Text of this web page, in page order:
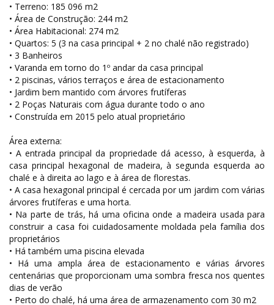
• Terreno: 185 096 m2
• Área de Construção: 244 m2
• Área Habitacional: 274 m2
• Quartos: 5 (3 na casa principal + 2 no chalé não registrado)
• 3 Banheiros
• Varanda em torno do 1º andar da casa principal
• 2 piscinas, vários terraços e área de estacionamento
• Jardim bem mantido com árvores frutíferas
• 2 Poças Naturais com água durante todo o ano
• Construída em 2015 pelo atual proprietário
Área externa:
• A entrada principal da propriedade dá acesso, à esquerda, à
casa principal hexagonal de madeira, à segunda esquerda ao
chalé e à direita ao lago e à área de florestas.
• A casa hexagonal principal é cercada por um jardim com várias
árvores frutíferas e uma horta.
• Na parte de trás, há uma oficina onde a madeira usada para
construir a casa foi cuidadosamente moldada pela família dos
proprietários
• Há também uma piscina elevada
• Há uma ampla área de estacionamento e várias árvores
centenárias que proporcionam uma sombra fresca nos quentes
dias de verão
• Perto do chalé, há uma área de armazenamento com 30 m2